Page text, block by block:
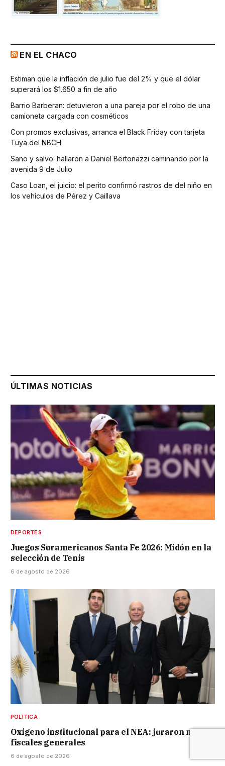
EN EL CHACO
Estiman que la inflación de julio fue del 2% y que el dólar
superará los $1.650 a fin de año
Barrio Barberan: detuvieron a una pareja por el robo de una
camioneta cargada con cosméticos
Con promos exclusivas, arranca el Black Friday con tarjeta
Tuya del NBCH
Sano y salvo: hallaron a Daniel Bertonazzi caminando por la
avenida 9 de Julio
Caso Loan, el juicio: el perito confirmó rastros de del niño en
los vehículos de Pérez y Caillava
ÚLTIMAS NOTICIAS
DEPORTES
Juegos Suramericanos Santa Fe 2026: Midón en la
selección de Tenis
6 de agosto de 2026
POLÍTICA
Oxígeno institucional para el NEA: juraron nuevos
fiscales generales
6 de agosto de 2026